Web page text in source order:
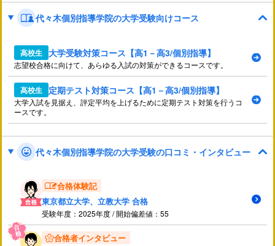
代々木個別指導学院の大学受験向けコース
高校生 大学受験対策コース【高1－高3/個別指導】
志望校合格に向けて、あらゆる入試の対策ができるコースです。
高校生 定期テスト対策コース【高1－高3/個別指導】
大学入試を見据え、評定平均を上げるために定期テスト対策を行うコ
ースです。
代々木個別指導学院の大学受験の口コミ・インタビュー
合格体験記
東京都立大学、立教大学 合格
受験年度：2025年度 / 開始偏差値：55
合格者インタビュー